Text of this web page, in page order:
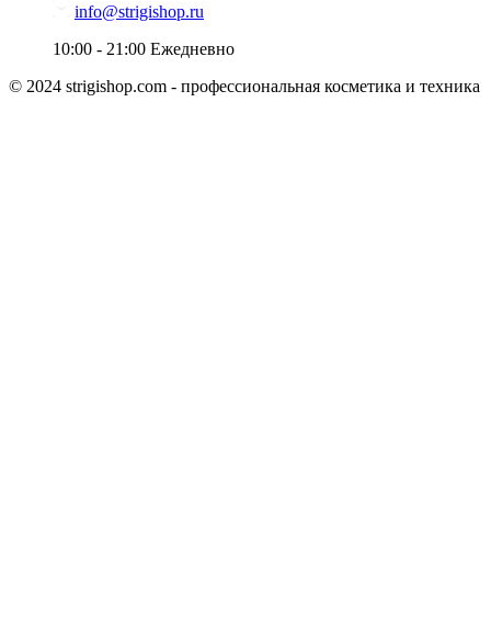
info@strigishop.ru
10:00 - 21:00 Ежедневно
© 2024 strigishop.com - профессиональная косметика и техника